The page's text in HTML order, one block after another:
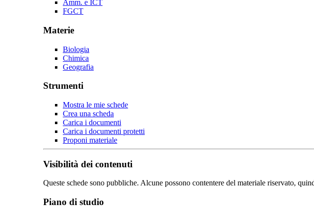
Amm. e ICT
FGCT
Materie
Biologia
Chimica
Geografia
Strumenti
Mostra le mie schede
Crea una scheda
Carica i documenti
Carica i documenti protetti
Proponi materiale
Visibilità dei contenuti
Queste schede sono pubbliche. Alcune possono contentere del materiale riservato,
Piano di studio